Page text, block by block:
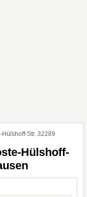
Hülshoff-Str. 32289
Hülshoff-